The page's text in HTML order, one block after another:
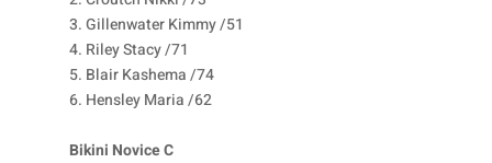
3. Gillenwater Kimmy /51
4. Riley Stacy /71
5. Blair Kashema /74
6. Hensley Maria /62
Bikini Novice C